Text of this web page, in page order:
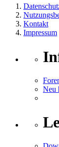
Kontakt
Impressum
Neu